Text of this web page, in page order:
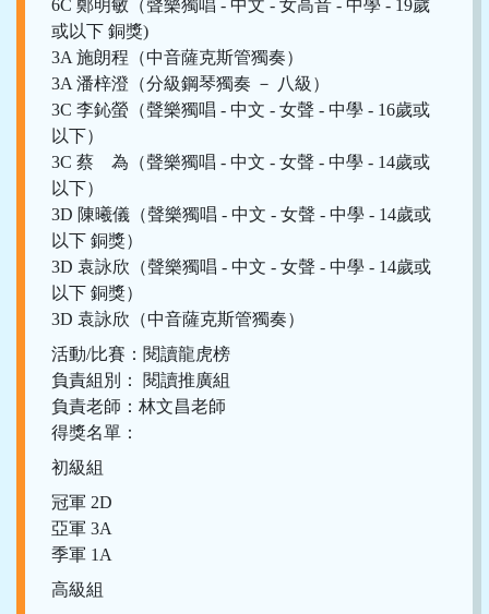
6C 鄭明敏（聲樂獨唱 - 中文 - 女高音 - 中學 - 19歲
或以下 銅獎)
3A 施朗程（中音薩克斯管獨奏）
3A 潘梓澄（分級鋼琴獨奏 － 八級）
3C 李鈊螢（聲樂獨唱 - 中文 - 女聲 - 中學 - 16歲或
以下）
3C 蔡 為（聲樂獨唱 - 中文 - 女聲 - 中學 - 14歲或
以下）
3D 陳曦儀（聲樂獨唱 - 中文 - 女聲 - 中學 - 14歲或
以下 銅獎）
3D 袁詠欣（聲樂獨唱 - 中文 - 女聲 - 中學 - 14歲或
以下 銅獎）
3D 袁詠欣（中音薩克斯管獨奏）
活動/比賽：閱讀龍虎榜
負責組別： 閱讀推廣組
負責老師：林文昌老師
得獎名單：
初級組
冠軍 2D
亞軍 3A
季軍 1A
高級組